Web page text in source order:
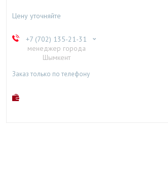
Цену уточняйте
+7 (702) 135-21-31
менеджер города
Шымкент
Заказ только по телефону